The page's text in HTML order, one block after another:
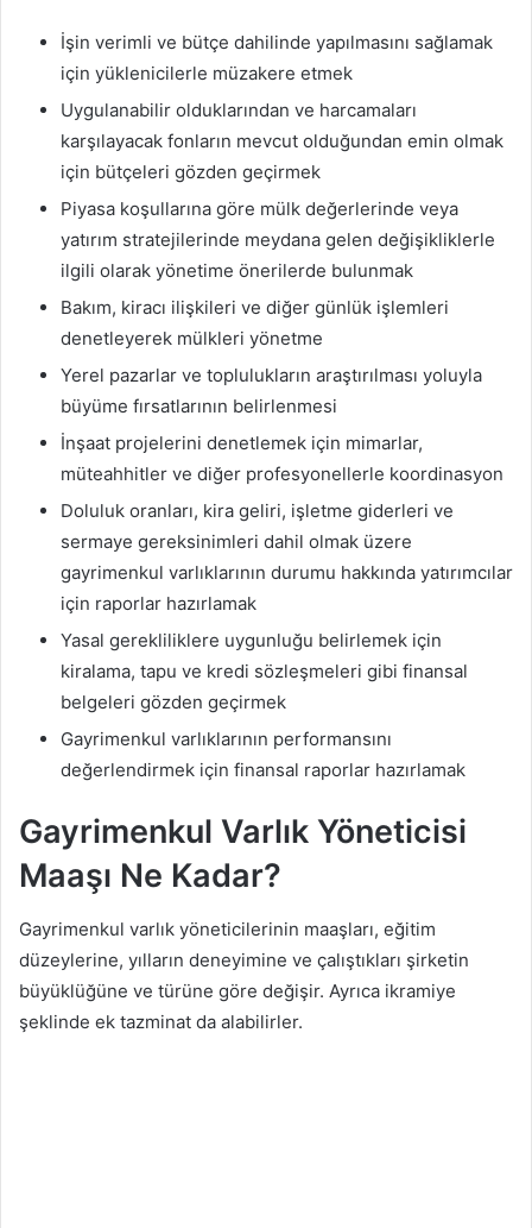
İşin verimli ve bütçe dahilinde yapılmasını sağlamak
için yüklenicilerle müzakere etmek
Uygulanabilir olduklarından ve harcamaları
karşılayacak fonların mevcut olduğundan emin olmak
için bütçeleri gözden geçirmek
Piyasa koşullarına göre mülk değerlerinde veya
yatırım stratejilerinde meydana gelen değişikliklerle
ilgili olarak yönetime önerilerde bulunmak
Bakım, kiracı ilişkileri ve diğer günlük işlemleri
denetleyerek mülkleri yönetme
Yerel pazarlar ve toplulukların araştırılması yoluyla
büyüme fırsatlarının belirlenmesi
İnşaat projelerini denetlemek için mimarlar,
müteahhitler ve diğer profesyonellerle koordinasyon
Doluluk oranları, kira geliri, işletme giderleri ve
sermaye gereksinimleri dahil olmak üzere
gayrimenkul varlıklarının durumu hakkında yatırımcılar
için raporlar hazırlamak
Yasal gerekliliklere uygunluğu belirlemek için
kiralama, tapu ve kredi sözleşmeleri gibi finansal
belgeleri gözden geçirmek
Gayrimenkul varlıklarının performansını
değerlendirmek için finansal raporlar hazırlamak
Gayrimenkul Varlık Yöneticisi
Maaşı Ne Kadar?
Gayrimenkul varlık yöneticilerinin maaşları, eğitim
düzeylerine, yılların deneyimine ve çalıştıkları şirketin
büyüklüğüne ve türüne göre değişir. Ayrıca ikramiye
şeklinde ek tazminat da alabilirler.